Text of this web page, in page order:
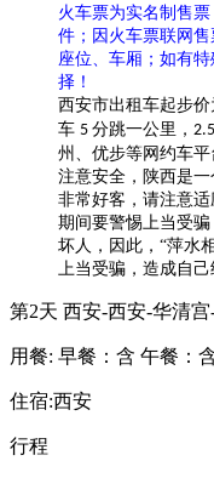
火车票为实名制售
件；因火车票联网售
座位、车厢；如有
择！
西安市出租车起步价
车 5 分跳一公里， 2.5
州、优步等网约车
注意安全，陕西是
非常好客，请注意
期间要警惕上当受
坏人，因此，“萍水
上当受骗，造成自
第2天 西安-西安-华清
用餐: 早餐：含 午餐：
住宿:西安
行程